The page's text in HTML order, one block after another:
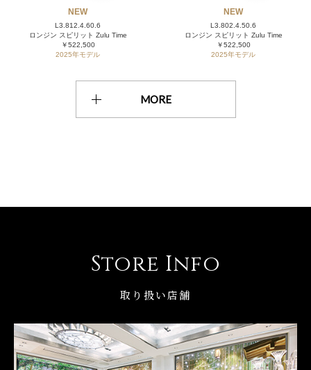
NEW
L3.812.4.60.6
ロンジン スピリット Zulu Time
￥522,500
2025年モデル
NEW
L3.802.4.50.6
ロンジン スピリット Zulu Time
￥522,500
2025年モデル
MORE
Store Info
取り扱い店舗